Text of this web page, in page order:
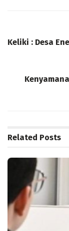
Keliki : Desa
Related Posts